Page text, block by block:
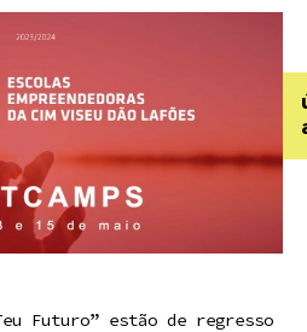
Futuro” estão de regresso